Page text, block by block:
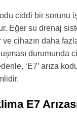
kodu ciddi bir
Eğer su drenaj
cihazın daha
durumunda
‘E7’ arıza
E7